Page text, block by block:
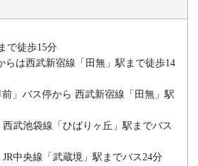
で徒歩15分
は西武新宿線「田無」駅まで徒歩14
」バス停から 西武新宿線「田無」駅
ばりヶ丘」駅までバス
境」駅までバス24分